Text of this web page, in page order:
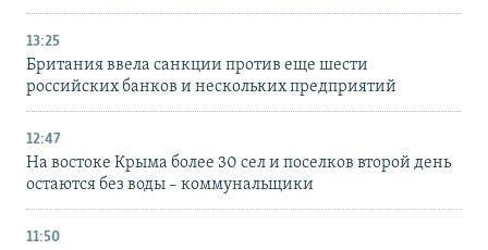
13:25
Британия ввела санкции против еще шести
российских банков и нескольких предприятий
12:47
На востоке Крыма более 30 сел и поселков второй день
остаются без воды – коммунальщики
11:50